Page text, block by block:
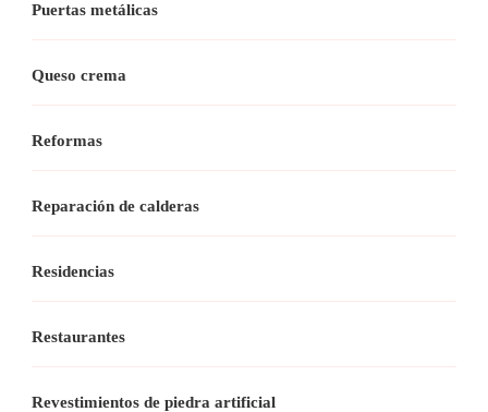
Puertas metálicas
Queso crema
Reformas
Reparación de calderas
Residencias
Restaurantes
Revestimientos de piedra artificial